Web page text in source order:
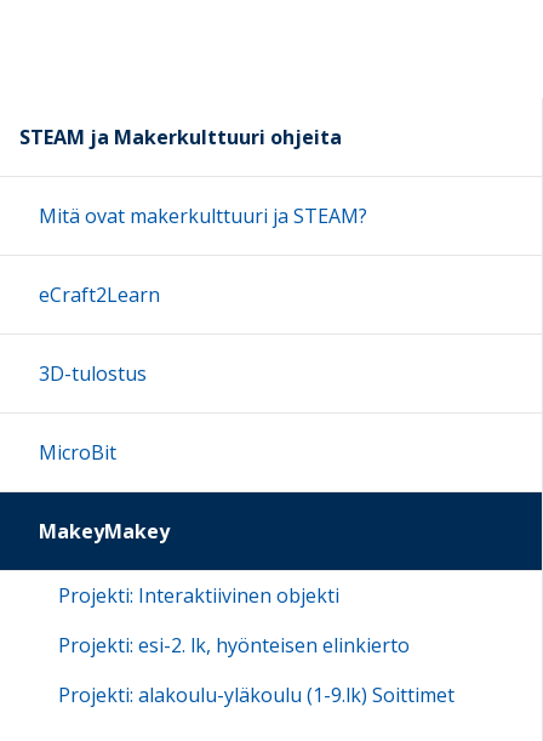
STEAM ja Makerkulttuuri ohjeita
Mitä ovat makerkulttuuri ja STEAM?
eCraft2Learn
3D-tulostus
MicroBit
MakeyMakey
Projekti: Interaktiivinen objekti
Projekti: esi-2. lk, hyönteisen elinkierto
Projekti: alakoulu-yläkoulu (1-9.lk) Soittimet